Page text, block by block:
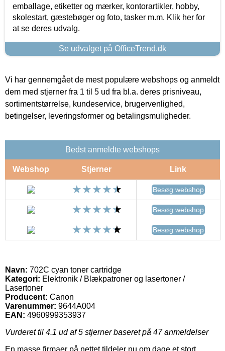
emballage, etiketter og mærker, kontorartikler, hobby,
skolestart, gæstebøger og foto, tasker m.m. Klik her for
at se deres udvalg.
Se udvalget på OfficeTrend.dk
Vi har gennemgået de mest populære webshops og anmeldt
dem med stjerner fra 1 til 5 ud fra bl.a. deres prisniveau,
sortimentstørrelse, kundeservice, brugervenlighed,
betingelser, leveringsformer og betalingsmuligheder.
Bedst anmeldte webshops
Webshop Stjerner Link
Besøg webshop
Besøg webshop
Besøg webshop
Navn: 702C cyan toner cartridge
Kategori: Elektronik / Blækpatroner og lasertoner /
Lasertoner
Producent: Canon
Varenummer: 9644A004
EAN: 4960999353937
Vurderet til 4.1 ud af 5 stjerner baseret på 47anmeldelser
En masse firmaer på nettet tildeler nu om dage et stort